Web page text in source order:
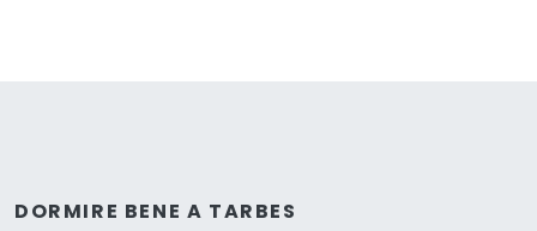
DORMIRE BENE A TARBES